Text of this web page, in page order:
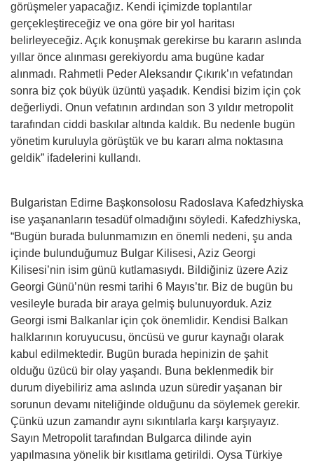
görüşmeler yapacağız. Kendi içimizde toplantılar
gerçekleştireceğiz ve ona göre bir yol haritası
belirleyeceğiz. Açık konuşmak gerekirse bu kararın aslında
yıllar önce alınması gerekiyordu ama bugüne kadar
alınmadı. Rahmetli Peder Aleksandır Çıkırık’ın vefatından
sonra biz çok büyük üzüntü yaşadık. Kendisi bizim için çok
değerliydi. Onun vefatının ardından son 3 yıldır metropolit
tarafından ciddi baskılar altında kaldık. Bu nedenle bugün
yönetim kuruluyla görüştük ve bu kararı alma noktasına
geldik” ifadelerini kullandı.
Bulgaristan Edirne Başkonsolosu Radoslava Kafedzhiyska
ise yaşananların tesadüf olmadığını söyledi. Kafedzhiyska,
“Bugün burada bulunmamızın en önemli nedeni, şu anda
içinde bulunduğumuz Bulgar Kilisesi, Aziz Georgi
Kilisesi’nin isim günü kutlamasıydı. Bildiğiniz üzere Aziz
Georgi Günü’nün resmi tarihi 6 Mayıs’tır. Biz de bugün bu
vesileyle burada bir araya gelmiş bulunuyorduk. Aziz
Georgi ismi Balkanlar için çok önemlidir. Kendisi Balkan
halklarının koruyucusu, öncüsü ve gurur kaynağı olarak
kabul edilmektedir. Bugün burada hepinizin de şahit
olduğu üzücü bir olay yaşandı. Buna beklenmedik bir
durum diyebiliriz ama aslında uzun süredir yaşanan bir
sorunun devamı niteliğinde olduğunu da söylemek gerekir.
Çünkü uzun zamandır aynı sıkıntılarla karşı karşıyayız.
Sayın Metropolit tarafından Bulgarca dilinde ayin
yapılmasına yönelik bir kısıtlama getirildi. Oysa Türkiye